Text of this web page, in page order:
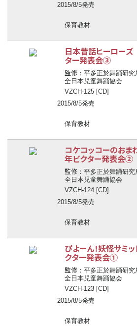
2015/8/5発売
保育教材
日本昔話ヒーロー
ター発表会③
監修 ：平多正於舞踊研究
全日本児童舞踊協会
VZCH-125 [CD]
2015/8/5発売
保育教材
コケコッコーのお
年ビクター発表会②
監修 ：平多正於舞踊研究
全日本児童舞踊協会
VZCH-124 [CD]
2015/8/5発売
保育教材
ぴよーん！妖怪サミ
クター発表会①
監修 ：平多正於舞踊研究
全日本児童舞踊協会
VZCH-123 [CD]
2015/8/5発売
保育教材